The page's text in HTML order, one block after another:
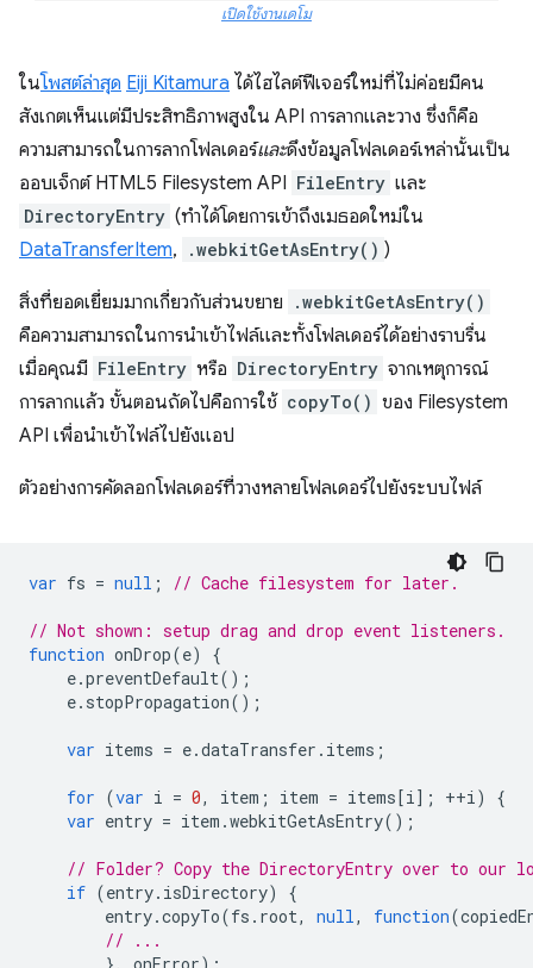
เปิดใช้งานเดโม
ในโพสต์ล่าสุด Eiji Kitamura ได้ไฮไลต์ฟีเจอร์ใหม่ที่ไม่ค่อยมีคน
สังเกตเห็นแต่มีประสิทธิภาพสูงใน API การลากและวาง ซึ่งก็คือ
ความสามารถในการลากโฟลเดอร์และดึงข้อมูลโฟลเดอร์เหล่านั้นเป็น
ออบเจ็กต์ HTML5 Filesystem API FileEntry และ
DirectoryEntry (ทำได้โดยการเข้าถึงเมธอดใหม่ใน
DataTransferItem, .webkitGetAsEntry() )
สิ่งที่ยอดเยี่ยมมากเกี่ยวกับส่วนขยาย .webkitGetAsEntry()
คือความสามารถในการนำเข้าไฟล์และทั้งโฟลเดอร์ได้อย่างราบรื่น
เมื่อคุณมี FileEntry หรือ DirectoryEntry จากเหตุการณ์
การลากแล้ว ขั้นตอนถัดไปคือการใช้ copyTo() ของ Filesystem
API เพื่อนำเข้าไฟล์ไปยังแอป
ตัวอย่างการคัดลอกโฟลเดอร์ที่วางหลายโฟลเดอร์ไปยังระบบไฟล์
var fs = null ; // Cache filesystem for later.
// Not shown: setup drag and drop event listeners.
function onDrop(e)
{
e.preventDefault();
e. stopPropagation();
var items = e.dataTransfer . items ;
for (var i = 0, item ; item = items[i]; ++i)
{
var entry = item .webkitGetAsEntry();
// Folder? Copy the DirectoryEntry over to our
if (entry. isDirectory)
{
entry.copyTo(fs . root, null, function(
// ...